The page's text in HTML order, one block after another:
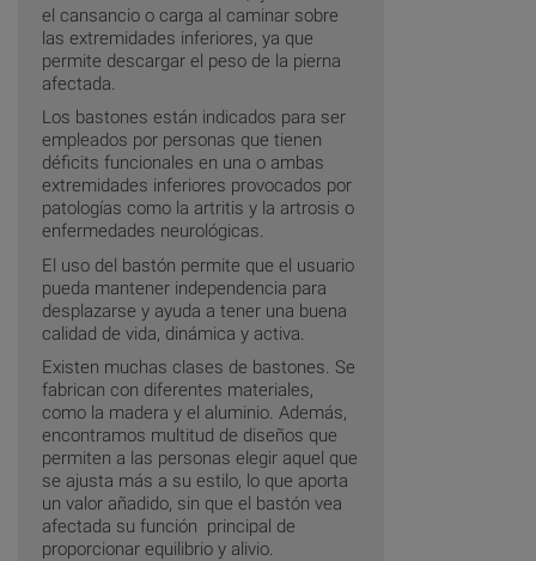
el cansancio o carga al caminar sobre
las extremidades inferiores, ya que
permite descargar el peso de la pierna
afectada.
Los bastones están indicados para ser
empleados por personas que tienen
déficits funcionales en una o ambas
extremidades inferiores provocados por
patologías como la artritis y la artrosis o
enfermedades neurológicas.
El uso del bastón permite que el usuario
pueda mantener independencia para
desplazarse y ayuda a tener una buena
calidad de vida, dinámica y activa.
Existen muchas clases de bastones. Se
fabrican con diferentes materiales,
como la madera y el aluminio. Además,
encontramos multitud de diseños que
permiten a las personas elegir aquel que
se ajusta más a su estilo, lo que aporta
un valor añadido, sin que el bastón vea
afectada su función principal de
proporcionar equilibrio y alivio.